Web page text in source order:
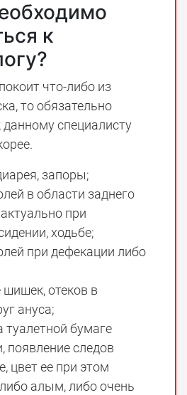
к
что-либо из
то обязательно
данному специалисту
запоры;
в области заднего
при
ходьбе;
при дефекации либо
отеков в
ануса;
туалетной бумаге
появление следов
цвет ее при этом
алым, либо очень